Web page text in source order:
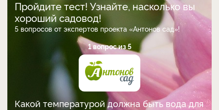
Пройдите тест! Узнайте, насколько вы
хороший садовод!
5 вопросов от экспертов проекта «Антонов сад»!
1 вопрос из 5
Какой температурой должна быть вода для